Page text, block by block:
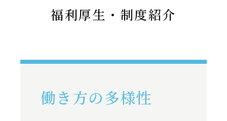
福利厚生・制度紹介
働き方の多様性